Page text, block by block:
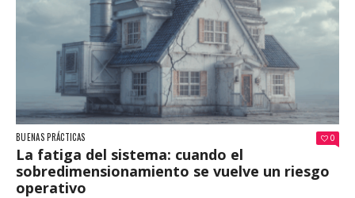
BUENAS PRÁCTICAS 0
La fatiga del sistema: cuando el
sobredimensionamiento se vuelve un riesgo
operativo